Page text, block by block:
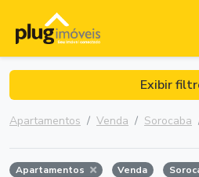
Exibir
Apartamentos Venda Sorocaba
Apartamentos Venda